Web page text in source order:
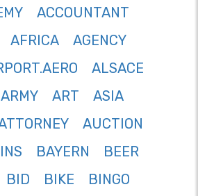
ACCOUNTANT
AFRICA
AGENCY
ALSACE
ARMY ART
ASIA
AUCTION
BAYERN
BEER
BID BIKE
BINGO